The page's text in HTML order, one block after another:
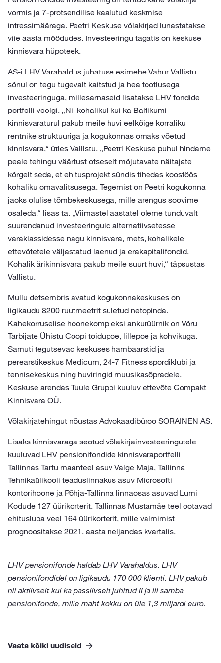
vormis ja 7-protsendilise kaalutud keskmise
intressimääraga. Peetri Keskuse võlakirjad lunastatakse
viie aasta möödudes. Investeeringu tagatis on keskuse
kinnisvara hüpoteek.
AS-i LHV Varahaldus juhatuse esimehe Vahur Vallistu
sõnul on tegu tugevalt kaitstud ja hea tootlusega
investeeringuga, millesarnaseid lisatakse LHV fondide
portfelli veelgi. „Nii kohalikul kui ka Baltikumi
kinnisvaraturul pakub meile huvi eelkõige korraliku
rentnike struktuuriga ja kogukonnas omaks võetud
kinnisvara,“ ütles Vallistu. „Peetri Keskuse puhul hindame
peale tehingu väärtust otseselt mõjutavate näitajate
kõrgelt seda, et ehitusprojekt sündis tihedas koostöös
kohaliku omavalitsusega. Tegemist on Peetri kogukonna
jaoks olulise tõmbekeskusega, mille arengus soovime
osaleda,“ lisas ta. „Viimastel aastatel oleme tunduvalt
suurendanud investeeringuid alternatiivsetesse
varaklassidesse nagu kinnisvara, mets, kohalikele
ettevõtetele väljastatud laenud ja erakapitalifondid.
Kohalik ärikinnisvara pakub meile suurt huvi,“ täpsustas
Vallistu.
Mullu detsembris avatud kogukonnakeskuses on
ligikaudu 8200 ruutmeetrit suletud netopinda.
Kahekorruselise hoonekompleksi ankurüürnik on Võru
Tarbijate Ühistu Coopi toidupoe, lillepoe ja kohvikuga.
Samuti tegutsevad keskuses hambaarstid ja
perearstikeskus Medicum, 24-7 Fitness spordiklubi ja
tennisekeskus ning huviringid muusikasõpradele.
Keskuse arendas Tuule Gruppi kuuluv ettevõte Compakt
Kinnisvara OÜ.
Võlakirjatehingut nõustas Advokaadibüroo SORAINEN AS.
Lisaks kinnisvaraga seotud võlakirjainvesteeringutele
kuuluvad LHV pensionifondide kinnisvaraportfelli
Tallinnas Tartu maanteel asuv Valge Maja, Tallinna
Tehnikaülikooli teaduslinnakus asuv Microsofti
kontorihoone ja Põhja-Tallinna linnaosas asuvad Lumi
Kodude 127 üürikorterit. Tallinnas Mustamäe teel ootavad
ehitusluba veel 164 üürikorterit, mille valmimist
prognoositakse 2021. aasta neljandas kvartalis.
LHV pensionifonde haldab LHV Varahaldus. LHV
pensionifondidel on ligikaudu 170 000 klienti. LHV pakub
nii aktiivselt kui ka passiivselt juhitud II ja III samba
pensionifonde, mille maht kokku on üle 1,3 miljardi euro.
Vaata kõiki uudiseid